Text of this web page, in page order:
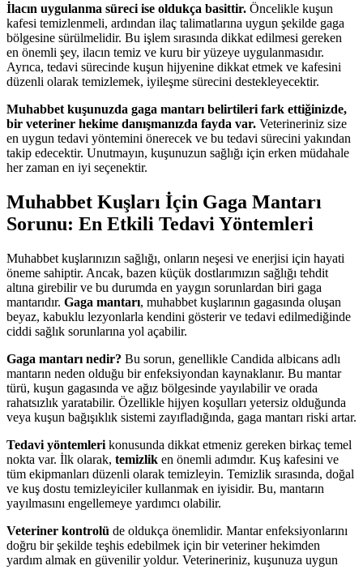
İlacın uygulanma süreci ise oldukça basittir. Öncelikle kuşun
kafesi temizlenmeli, ardından ilaç talimatlarına uygun şekilde gaga
bölgesine sürülmelidir. Bu işlem sırasında dikkat edilmesi gereken
en önemli şey, ilacın temiz ve kuru bir yüzeye uygulanmasıdır.
Ayrıca, tedavi sürecinde kuşun hijyenine dikkat etmek ve kafesini
düzenli olarak temizlemek, iyileşme sürecini destekleyecektir.
Muhabbet kuşunuzda gaga mantarı belirtileri fark ettiğinizde,
bir veteriner hekime danışmanızda fayda var. Veterineriniz size
en uygun tedavi yöntemini önerecek ve bu tedavi sürecini yakından
takip edecektir. Unutmayın, kuşunuzun sağlığı için erken müdahale
her zaman en iyi seçenektir.
Muhabbet Kuşları İçin Gaga Mantarı
Sorunu: En Etkili Tedavi Yöntemleri
Muhabbet kuşlarınızın sağlığı, onların neşesi ve enerjisi için hayati
öneme sahiptir. Ancak, bazen küçük dostlarımızın sağlığı tehdit
altına girebilir ve bu durumda en yaygın sorunlardan biri gaga
mantarıdır. Gaga mantarı, muhabbet kuşlarının gagasında oluşan
beyaz, kabuklu lezyonlarla kendini gösterir ve tedavi edilmediğinde
ciddi sağlık sorunlarına yol açabilir.
Gaga mantarı nedir? Bu sorun, genellikle Candida albicans adlı
mantarın neden olduğu bir enfeksiyondan kaynaklanır. Bu mantar
türü, kuşun gagasında ve ağız bölgesinde yayılabilir ve orada
rahatsızlık yaratabilir. Özellikle hijyen koşulları yetersiz olduğunda
veya kuşun bağışıklık sistemi zayıfladığında, gaga mantarı riski artar.
Tedavi yöntemleri konusunda dikkat etmeniz gereken birkaç temel
nokta var. İlk olarak, temizlik en önemli adımdır. Kuş kafesini ve
tüm ekipmanları düzenli olarak temizleyin. Temizlik sırasında, doğal
ve kuş dostu temizleyiciler kullanmak en iyisidir. Bu, mantarın
yayılmasını engellemeye yardımcı olabilir.
Veteriner kontrolü de oldukça önemlidir. Mantar enfeksiyonlarını
doğru bir şekilde teşhis edebilmek için bir veteriner hekimden
yardım almak en güvenilir yoldur. Veterineriniz, kuşunuza uygun